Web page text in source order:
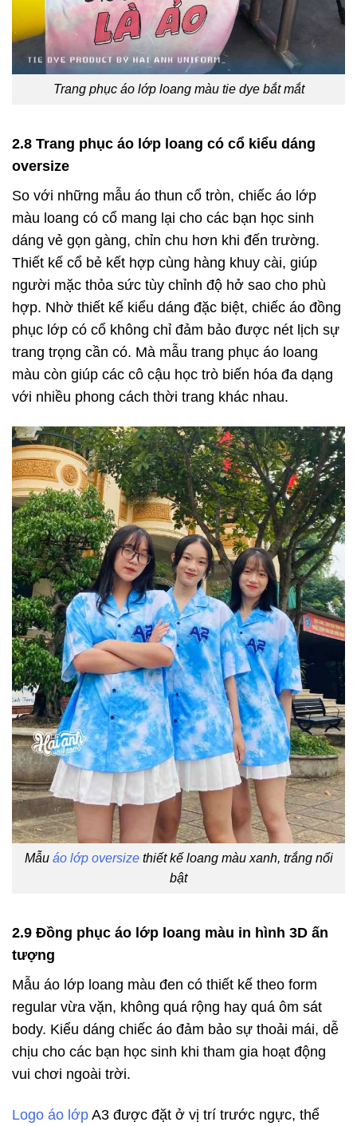
Trang phục áo lớp loang màu tie dye bắt mắt
2.8 Trang phục áo lớp loang có cổ kiểu dáng
oversize
So với những mẫu áo thun cổ tròn, chiếc áo lớp
màu loang có cổ mang lại cho các bạn học sinh
dáng vẻ gọn gàng, chỉn chu hơn khi đến trường.
Thiết kế cổ bẻ kết hợp cùng hàng khuy cài, giúp
người mặc thỏa sức tùy chỉnh độ hở sao cho phù
hợp. Nhờ thiết kế kiểu dáng đặc biệt, chiếc áo đồng
phục lớp có cổ không chỉ đảm bảo được nét lịch sự
trang trọng cần có. Mà mẫu trang phục áo loang
màu còn giúp các cô cậu học trò biến hóa đa dạng
với nhiều phong cách thời trang khác nhau.
Mẫu áo lớp oversizethiết kế loang màu xanh, trắng nổi
bật
2.9 Đồng phục áo lớp loang màu in hình 3D ấn
tượng
Mẫu áo lớp loang màu đen có thiết kế theo form
regular vừa vặn, không quá rộng hay quá ôm sát
body. Kiểu dáng chiếc áo đảm bảo sự thoải mái, dễ
chịu cho các bạn học sinh khi tham gia hoạt động
vui chơi ngoài trời.
Logo áo lớp A3 được đặt ở vị trí trước ngực, thể